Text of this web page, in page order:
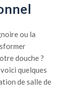
ou la
douche ?
quelques
de salle de